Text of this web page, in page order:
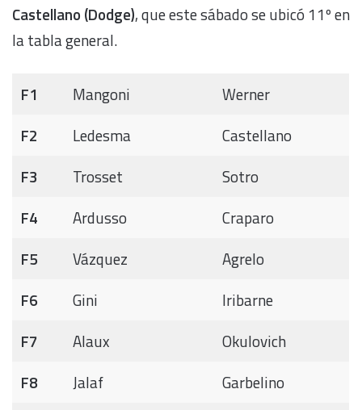
Castellano (Dodge), que este sábado se ubicó 11º en
la tabla general.
F1 Mangoni
Werner
F2
Ledesma
Castellano
F3
Trosset
Sotro
F4
Ardusso
Craparo
F5
Vázquez
Agrelo
F6
Gini
Iribarne
F7
Alaux
Okulovich
F8
Jalaf
Garbelino